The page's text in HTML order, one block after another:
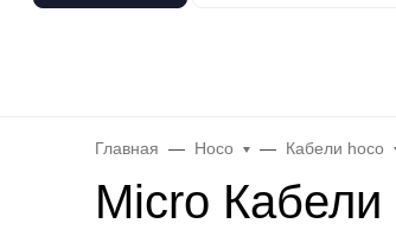
Главная Hoco Кабели hoco
Micro Кабели